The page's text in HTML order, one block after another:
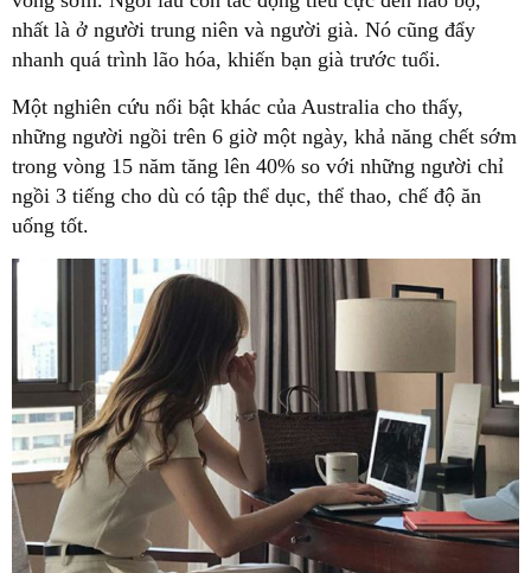
nhất là ở người trung niên và người già. Nó cũng đẩy
nhanh quá trình lão hóa, khiến bạn già trước tuổi.
Một nghiên cứu nổi bật khác của Australia cho thấy,
những người ngồi trên 6 giờ một ngày, khả năng chết sớm
trong vòng 15 năm tăng lên 40% so với những người chỉ
ngồi 3 tiếng cho dù có tập thể dục, thể thao, chế độ ăn
uống tốt.